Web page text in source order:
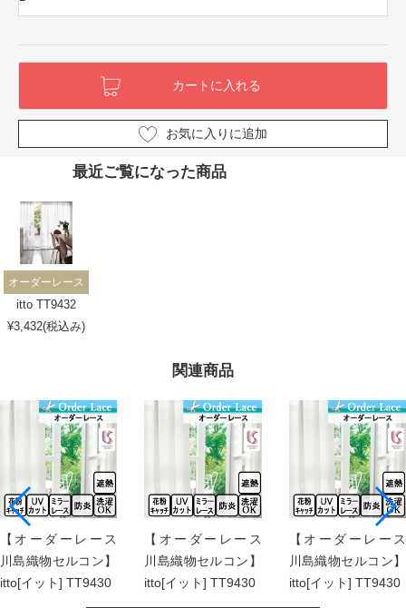
お気に入りに追加
関連商品
【オーダーレース
川島織物セルコン】
itto[イット] TT9430
【オーダーレース
川島織物セルコン】
itto[イット] TT9430
【オーダーレース
川島織物セルコン】
itto[イット] TT9430
最近ご覧になった商品
オーダーレース
itto TT9432
¥3,432(税込み)